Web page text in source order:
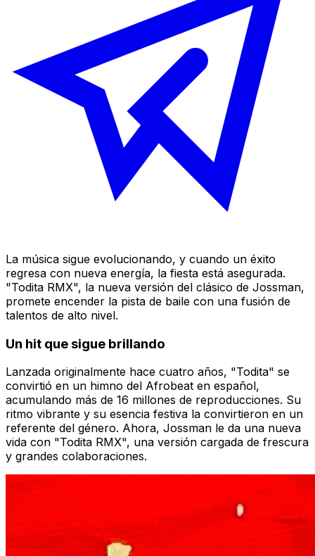
La música sigue evolucionando, y cuando un éxito
regresa con nueva energía, la fiesta está asegurada.
"Todita RMX", la nueva versión del clásico de Jossman,
promete encender la pista de baile con una fusión de
talentos de alto nivel.
Un hit que sigue brillando
Lanzada originalmente hace cuatro años, "Todita" se
convirtió en un himno del Afrobeat en español,
acumulando más de 16 millones de reproducciones. Su
ritmo vibrante y su esencia festiva la convirtieron en un
referente del género. Ahora, Jossman le da una nueva
vida con "Todita RMX", una versión cargada de frescura
y grandes colaboraciones.